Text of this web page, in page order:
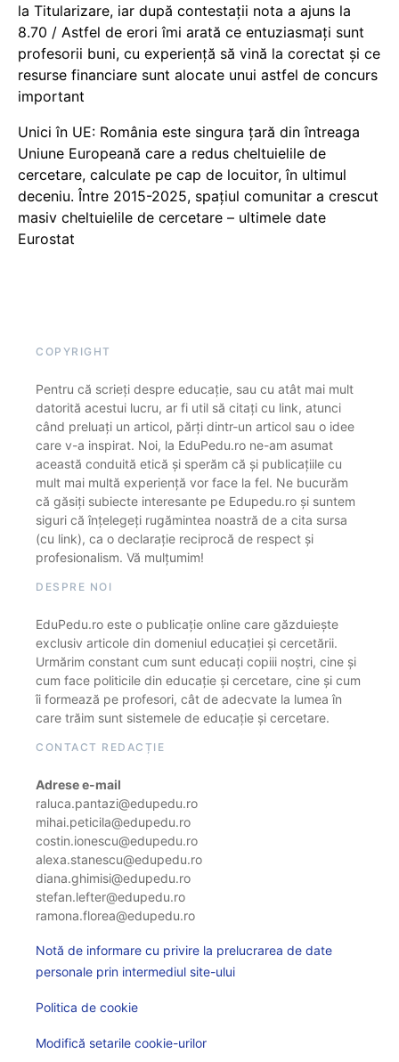
la Titularizare, iar după contestații nota a ajuns la
8.70 / Astfel de erori îmi arată ce entuziasmați sunt
profesorii buni, cu experiență să vină la corectat și ce
resurse financiare sunt alocate unui astfel de concurs
important
Unici în UE: România este singura țară din întreaga
Uniune Europeană care a redus cheltuielile de
cercetare, calculate pe cap de locuitor, în ultimul
deceniu. Între 2015-2025, spațiul comunitar a crescut
masiv cheltuielile de cercetare – ultimele date
Eurostat
COPYRIGHT
Pentru că scrieți despre educație, sau cu atât mai mult
datorită acestui lucru, ar fi util să citați cu link, atunci
când preluați un articol, părți dintr-un articol sau o idee
care v-a inspirat. Noi, la EduPedu.ro ne-am asumat
această conduită etică și sperăm că și publicațiile cu
mult mai multă experiență vor face la fel. Ne bucurăm
că găsiți subiecte interesante pe Edupedu.ro și suntem
siguri că înțelegeți rugămintea noastră de a cita sursa
(cu link), ca o declarație reciprocă de respect și
profesionalism. Vă mulțumim!
DESPRE NOI
EduPedu.ro este o publicație online care găzduiește
exclusiv articole din domeniul educației și cercetării.
Urmărim constant cum sunt educați copiii noștri, cine și
cum face politicile din educație și cercetare, cine și cum
îi formează pe profesori, cât de adecvate la lumea în
care trăim sunt sistemele de educație și cercetare.
CONTACT REDACȚIE
Adrese e-mail
raluca.pantazi@edupedu.ro
mihai.peticila@edupedu.ro
costin.ionescu@edupedu.ro
alexa.stanescu@edupedu.ro
diana.ghimisi@edupedu.ro
stefan.lefter@edupedu.ro
ramona.florea@edupedu.ro
Notă de informare cu privire la prelucrarea de date
personale prin intermediul site-ului
Politica de cookie
Modifică setarile cookie-urilor